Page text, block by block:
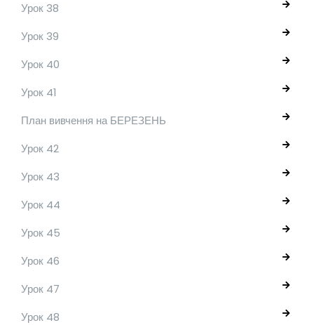
Урок 38
Урок 39
Урок 40
Урок 41
План вивчення на БЕРЕЗЕНЬ
Урок 42
Урок 43
Урок 44
Урок 45
Урок 46
Урок 47
Урок 48